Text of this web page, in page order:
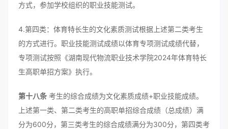
方式，参加学校组织的职业技能测试。
4.第四类：体育特长生的文化素质测试根据上述第二类考生
的方式进行。职业技能测试成绩以体育专项测试成绩代替，
专项测试按照《湖南现代物流职业技术学院2024年体育特长
生高职单招方案》执行。
第十八条 考生的综合成绩为文化素质成绩+职业技能成绩。
上述第一类、第二类考生的高职单招综合成绩（总成绩）满
分为600分，第三类考生的综合成绩满分为300分，第四类考